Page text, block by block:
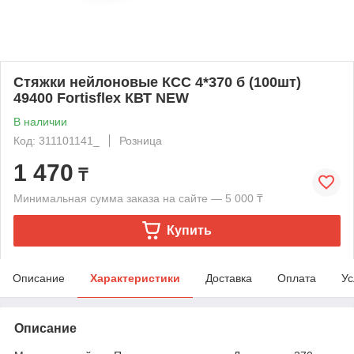
Стяжки нейлоновые КСС 4*370 б (100шт)
49400 Fortisflex КВТ NEW
В наличии
Код: 311101141_
Розница
1 470 ₸
Минимальная сумма заказа на сайте — 5 000 ₸
Купить
Описание Характеристики Доставка Оплата
Описание